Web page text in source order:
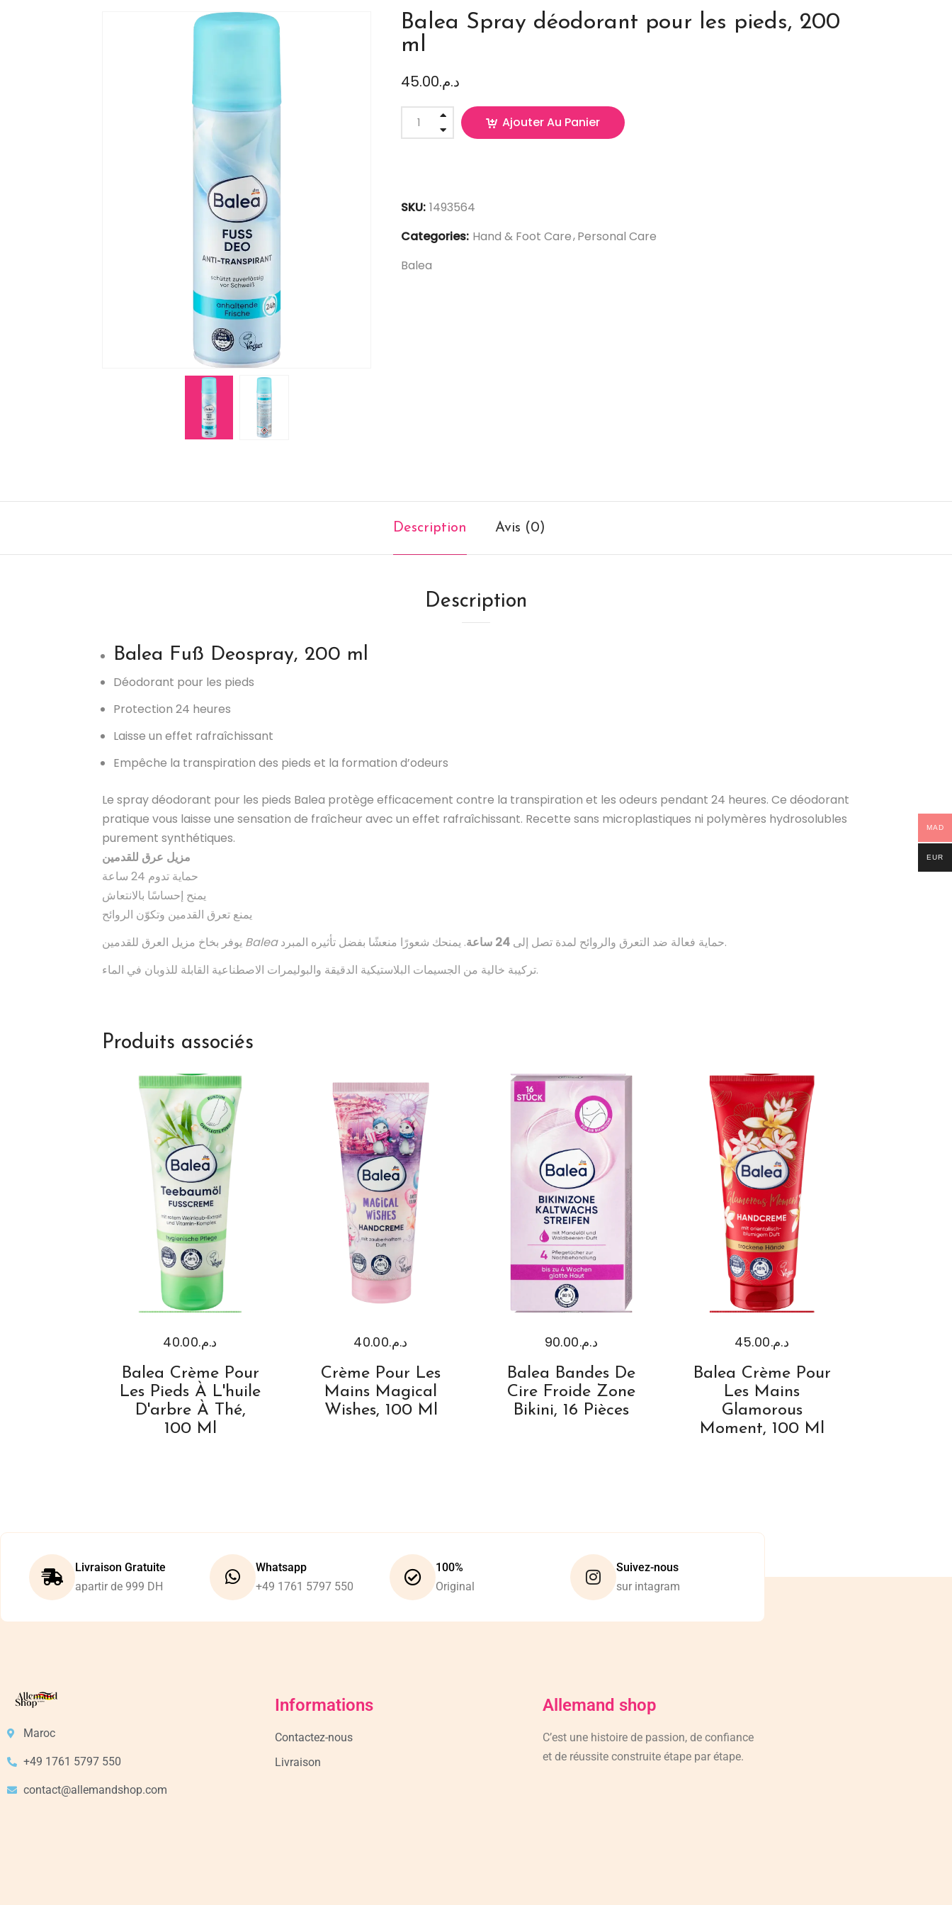
Balea Spray déodorant pour les pieds, 200
ml
د.م.45.00
Ajouter Au Panier
SKU: 1493564
Categories: Hand & Foot Care Personal Care
Balea
Description Avis (0)
Description
Balea Fuß Deospray, 200 ml
Déodorant pour les pieds
Protection 24 heures
Laisse un effet rafraîchissant
Empêche la transpiration des pieds et la formation d’odeurs
Le spray déodorant pour les pieds Balea protège efficacement contre la transpiration et les odeurs pendant 24 heures. Ce déodorant
pratique vous laisse une sensation de fraîcheur avec un effet rafraîchissant. Recette sans microplastiques ni polymères hydrosolubles
purement synthétiques.
مزيل عرق للقدمين
حماية تدوم 24 ساعة
يمنح إحساسًا بالانتعاش
يمنع تعرق القدمين وتكوّن الروائح
Balea حماية فعالة ضد التعرق والروائح لمدة تصل إلى 24 ساعة
. يمنحك شعورًا منعشًا بفضل تأثيره المبرد.
تركيبة خالية من الجسيمات البلاستيكية الدقيقة والبوليمرات الاصطناعية القابلة للذوبان في الماء.
Produits associés
د.م.40.00
Balea Crème Pour
Les Pieds À L'huile
D'arbre À Thé,
100 Ml
د.م.40.00
Crème Pour Les
Mains Magical
Wishes, 100 Ml
د.م.90.00
Balea Bandes De
Cire Froide Zone
Bikini, 16 Pièces
د.م.45.00
Balea Crème Pour
Les Mains
Glamorous
Moment, 100 Ml
Livraison Gratuite
apartir de 999 DH
Whatsapp
+49 1761 5797 550
100%
Original
Suivez-nous
sur intagram
Maroc
+49 1761 5797 550
contact@allemandshop.com
Informations
Contactez-nous
Livraison
Allemand shop
C’est une histoire de passion, de confiance
et de réussite construite étape par étape.
MAD
EUR